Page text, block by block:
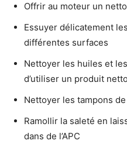
Offrir au moteur un
Essuyer délicatement
différentes surfaces
Nettoyer les huiles et
d’utiliser un produit
Nettoyer les tampons
Ramollir la saleté en
dans de l’APC